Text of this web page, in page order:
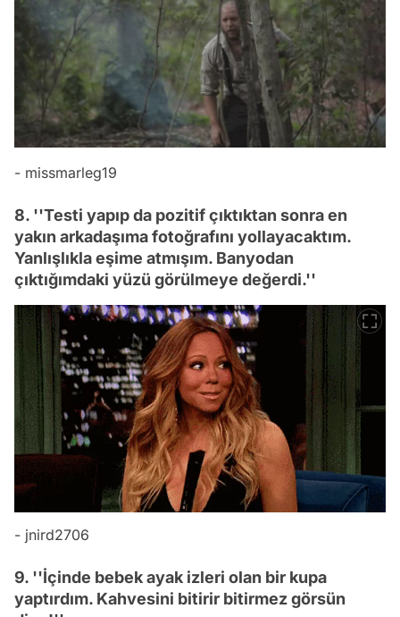
- missmarleg19
8. ''Testi yapıp da pozitif çıktıktan sonra en
yakın arkadaşıma fotoğrafını yollayacaktım.
Yanlışlıkla eşime atmışım. Banyodan
çıktığımdaki yüzü görülmeye değerdi.''
- jnird2706
9. ''İçinde bebek ayak izleri olan bir kupa
yaptırdım. Kahvesini bitirir bitirmez görsün